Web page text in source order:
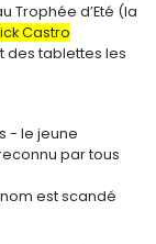
Trophée d’Eté (la
Castro
des tablettes les
- le jeune
par tous
est scandé